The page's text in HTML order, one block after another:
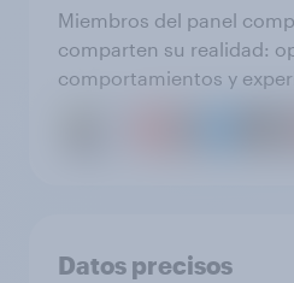
Miembros del panel
comparten su realidad:
comportamientos y
Datos precisos